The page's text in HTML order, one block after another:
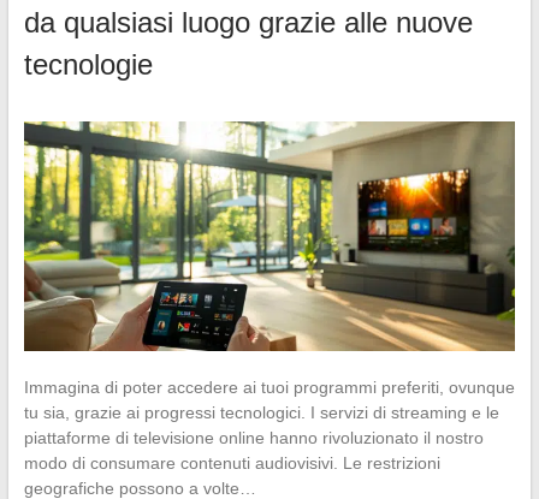
da qualsiasi luogo grazie alle nuove
tecnologie
Immagina di poter accedere ai tuoi programmi preferiti, ovunque
tu sia, grazie ai progressi tecnologici. I servizi di streaming e le
piattaforme di televisione online hanno rivoluzionato il nostro
modo di consumare contenuti audiovisivi. Le restrizioni
geografiche possono a volte…